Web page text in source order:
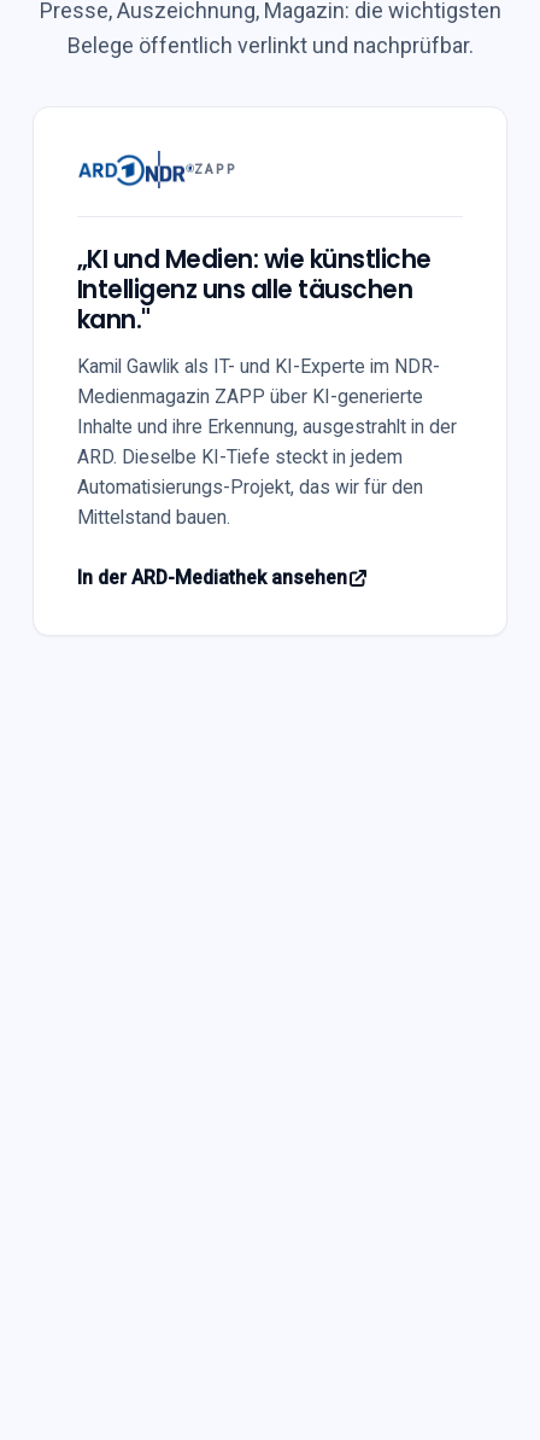
Presse, Auszeichnung, Magazin: die wichtigsten
Belege öffentlich verlinkt und nachprüfbar.
ZAPP
„KI und Medien: wie künstliche
Intelligenz uns alle täuschen
kann."
Kamil Gawlik als IT- und KI-Experte im NDR-
Medienmagazin ZAPP über KI-generierte
Inhalte und ihre Erkennung, ausgestrahlt in der
ARD. Dieselbe KI-Tiefe steckt in jedem
Automatisierungs-Projekt, das wir für den
Mittelstand bauen.
In der ARD-Mediathek ansehen